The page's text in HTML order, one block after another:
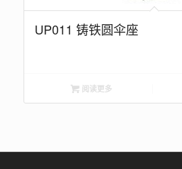
UP011 铸铁圆伞座
阅读更多